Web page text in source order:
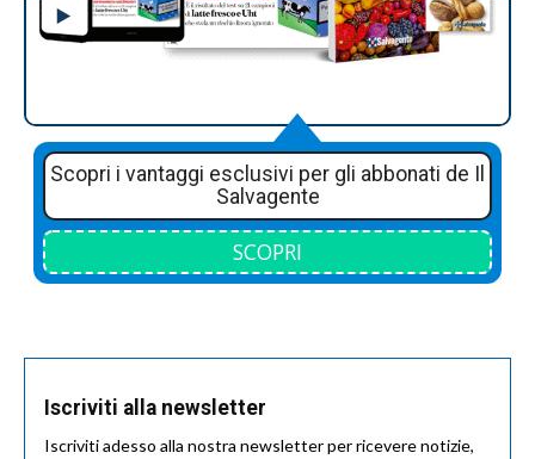
Scopri i vantaggi esclusivi per gli abbonati de Il
Salvagente
SCOPRI
Iscriviti alla newsletter
Iscriviti adesso alla nostra newsletter per ricevere notizie,